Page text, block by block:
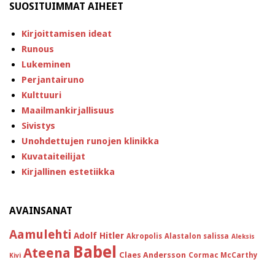
SUOSITUIMMAT AIHEET
Kirjoittamisen ideat
Runous
Lukeminen
Perjantairuno
Kulttuuri
Maailmankirjallisuus
Sivistys
Unohdettujen runojen klinikka
Kuvataiteilijat
Kirjallinen estetiikka
AVAINSANAT
Aamulehti Adolf Hitler Akropolis Alastalon salissa Aleksis
Kivi Ateena Babel Claes Andersson Cormac McCarthy